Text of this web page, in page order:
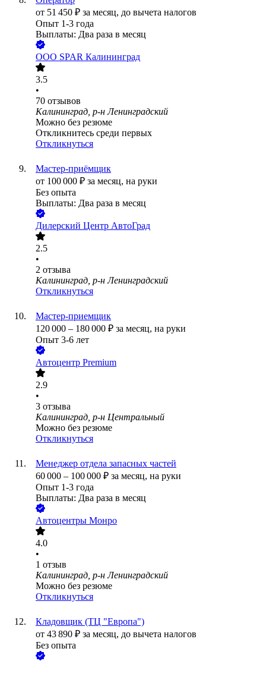
от 51 450 ₽ за месяц, до вычета налогов
Опыт 1-3 года
Выплаты: Два раза в месяц
ООО SPAR Калининград
3.5
•
70 отзывов
Калининград, р-н Ленинградский
Можно без резюме
Откликнитесь среди первых
Откликнуться
Мастер-приёмщик
от 100 000 ₽ за месяц, на руки
Без опыта
Выплаты: Два раза в месяц
Дилерский Центр АвтоГрад
2.5
•
2 отзыва
Калининград, р-н Ленинградский
Откликнуться
Мастер-приемщик
120 000 – 180 000 ₽ за месяц, на руки
Опыт 3-6 лет
Автоцентр Premium
2.9
•
3 отзыва
Калининград, р-н Центральный
Можно без резюме
Откликнуться
Менеджер отдела запасных частей
60 000 – 100 000 ₽ за месяц, на руки
Опыт 1-3 года
Выплаты: Два раза в месяц
Автоцентры Монро
4.0
•
1 отзыв
Калининград, р-н Ленинградский
Можно без резюме
Откликнуться
Кладовщик (ТЦ "Европа")
от 43 890 ₽ за месяц, до вычета налогов
Без опыта